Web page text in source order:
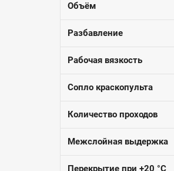
Объём
Разбавление
Рабочая вязкость
Сопло краскопульта
Количество проходов
Межслойная выдержка
Перекрытие при +20 °C